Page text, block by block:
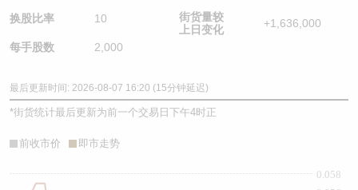
换股比率 10
每手股数 2,000
街货量较
上日变化
+1,636,000
最后更新时间: 2026-08-07 16:20 (15分钟延迟)
*街货统计最后更新为前一个交易日下午4时正
前收市价 即市走势
0.058